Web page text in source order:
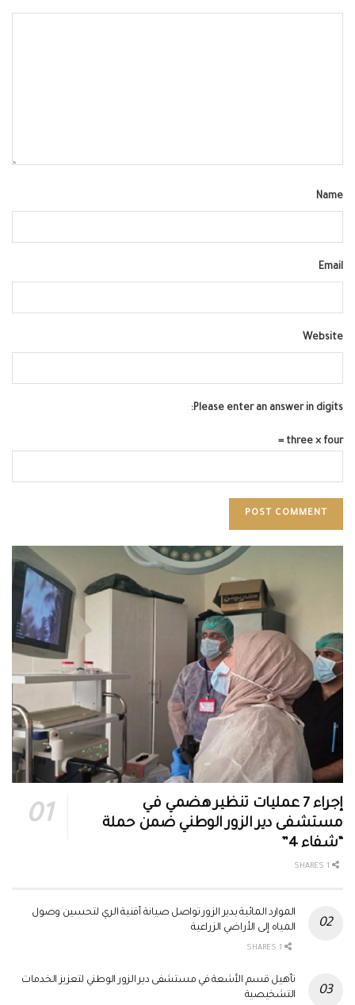
Name
Email
Website
Please enter an answer in digits:
three × four =
إجراء 7 عمليات تنظير هضمي في
مستشفى دير الزور الوطني ضمن حملة
“شفاء 4”
الموارد المائية بدير الزور تواصل صيانة أقنية الري لتحسين وصول
المياه إلى الأراضي الزراعية
تأهيل قسم الأشعة في مستشفى دير الزور الوطني لتعزيز الخدمات
التشخيصية